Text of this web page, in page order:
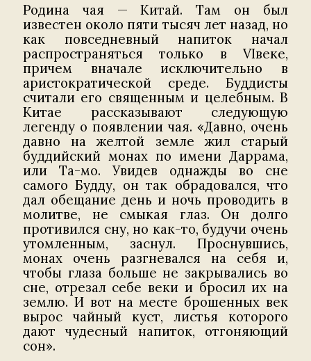
Родина чая — Китай. Там он был
известен около пяти тысяч лет назад, но
как повседневный напиток начал
распространяться только в VIвеке,
причем вначале исключительно в
аристократической среде. Буддисты
считали его священным и целебным. В
Китае рассказывают следующую
легенду о появлении чая. «Давно, очень
давно на желтой земле жил старый
буддийский монах по имени Даррама,
или Та-мо. Увидев однажды во сне
самого Будду, он так обрадовался, что
дал обещание день и ночь проводить в
молитве, не смыкая глаз. Он долго
противился сну, но как-то, будучи очень
утомленным, заснул. Проснувшись,
монах очень разгневался на себя и,
чтобы глаза больше не закрывались во
сне, отрезал себе веки и бросил их на
землю. И вот на месте брошенных век
вырос чайный куст, листья которого
дают чудесный напиток, отгоняющий
сон».